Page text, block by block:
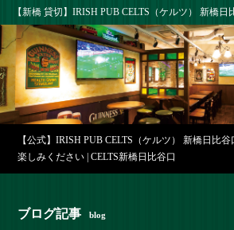
【新橋 貸切】IRISH PUB CELTS（ケルツ） 新橋日
【公式】IRISH PUB CELTS（ケルツ） 新橋日比谷
楽しみください | CELTS新橋日比谷口
ブログ記事 blog